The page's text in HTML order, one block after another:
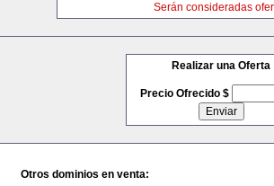
Serán consideradas
Realizar una Oferta
Precio Ofrecido $
Otros dominios en venta: